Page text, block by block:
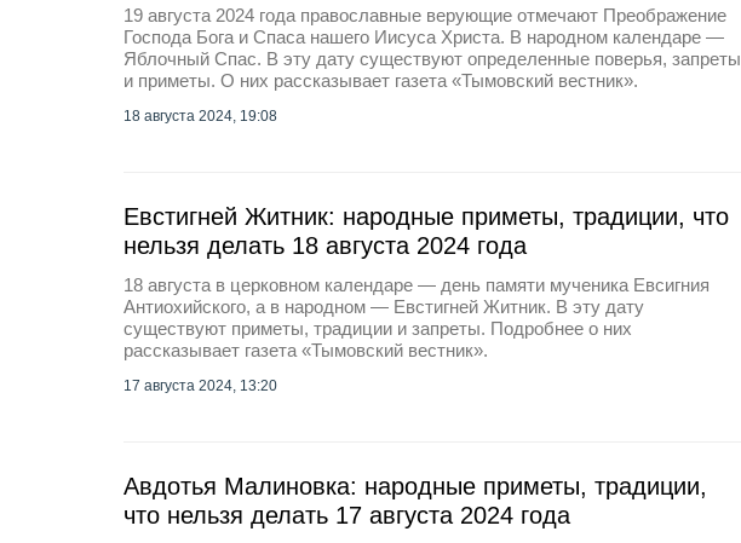
19 августа 2024 года православные верующие отмечают Преображение
Господа Бога и Спаса нашего Иисуса Христа. В народном календаре —
Яблочный Спас. В эту дату существуют определенные поверья, запреты
и приметы. О них рассказывает газета «Тымовский вестник».
18 августа 2024, 19:08
Евстигней Житник: народные приметы, традиции, что
нельзя делать 18 августа 2024 года
18 августа в церковном календаре — день памяти мученика Евсигния
Антиохийского, а в народном — Евстигней Житник. В эту дату
существуют приметы, традиции и запреты. Подробнее о них
рассказывает газета «Тымовский вестник».
17 августа 2024, 13:20
Авдотья Малиновка: народные приметы, традиции,
что нельзя делать 17 августа 2024 года